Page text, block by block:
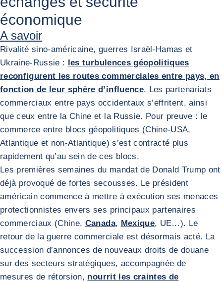
économique
A savoir
Rivalité sino-américaine, guerres Israël-Hamas et
Ukraine-Russie : les turbulences géopolitiques
reconfigurent les routes commerciales entre pays, en
fonction de leur sphère d’influence. Les partenariats
commerciaux entre pays occidentaux s’effritent, ainsi
que ceux entre la Chine et la Russie. Pour preuve : le
commerce entre blocs géopolitiques (Chine-USA,
Atlantique et non-Atlantique) s’est contracté plus
rapidement qu’au sein de ces blocs.
Les premières semaines du mandat de Donald Trump ont
déjà provoqué de fortes secousses. Le président
américain commence à mettre à exécution ses menaces
protectionnistes envers ses principaux partenaires
commerciaux (Chine, Canada, Mexique, UE…). Le
retour de la guerre commerciale est désormais acté. La
succession d’annonces de nouveaux droits de douane
sur des secteurs stratégiques, accompagnée de
mesures de rétorsion, nourrit les craintes de